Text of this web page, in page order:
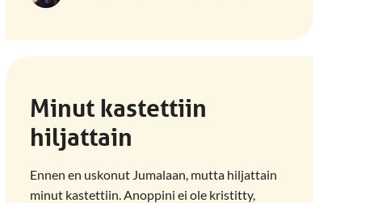
Minut kastettiin
hiljattain
Ennen en uskonut Jumalaan, mutta hiljattain
minut kastettiin. Anoppini ei ole kristitty,